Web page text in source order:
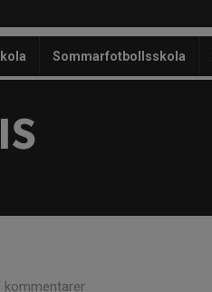
Sommarfotbollsskola
kommentarer